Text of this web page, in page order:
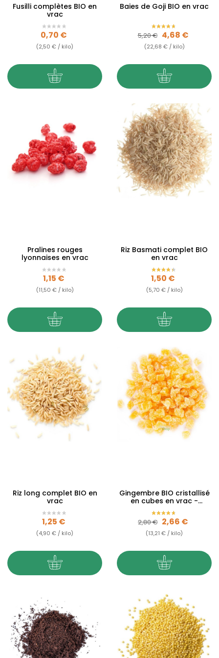
Fusilli complètes BIO en
vrac
Prix
0,70 €
(2,50 € / kilo)
Baies de Goji BIO en vrac
Prix de base
5,20 € Prix
4,68 €
(22,68 € / kilo)
Pralines rouges
lyonnaises en vrac
Prix
1,15 €
(11,50 € / kilo)
Riz Basmati complet BIO
en vrac
Prix
1,50 €
(5,70 € / kilo)
Riz long complet BIO en
vrac
Prix
1,25 €
(4,90 € / kilo)
Gingembre BIO cristallisé
en cubes en vrac -
Equitable
Prix de base
2,80 € Prix
2,66 €
(13,21 € / kilo)